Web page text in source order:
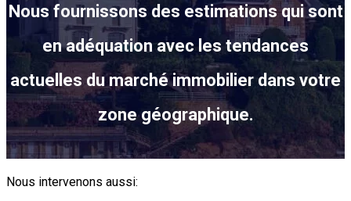
Nous fournissons des estimations qui sont
en adéquation avec les tendances
actuelles du marché immobilier dans votre
zone géographique.
Nous intervenons aussi: